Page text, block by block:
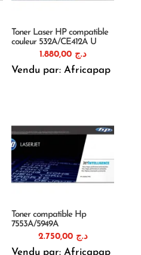
Toner Laser HP compatible
couleur 532A/CE412A U
د.ج 1.880,00
Vendu par: Africapap
Toner compatible Hp
7553A/5949A
د.ج 2.750,00
Vendu par: Africapap